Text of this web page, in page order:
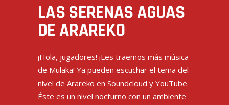
LAS SERENAS AGUAS
DE ARAREKO
¡Hola, jugadores! ¡Les traemos más música
de Mulaka! Ya pueden escuchar el tema del
nivel de Arareko en Soundcloud y YouTube.
Éste es un nivel nocturno con un ambiente